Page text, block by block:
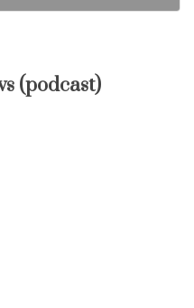
(podcast)